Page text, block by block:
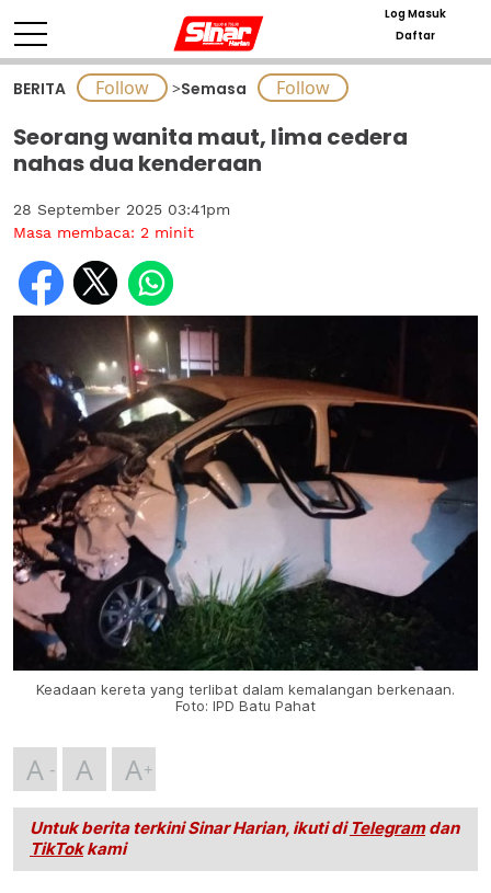
Log Masuk
Daftar
BERITA >Semasa
Seorang wanita maut, lima cedera
nahas dua kenderaan
28 September 2025 03:41pm
Masa membaca: 2 minit
Keadaan kereta yang terlibat dalam kemalangan berkenaan.
Foto: IPD Batu Pahat
A A A
Untuk berita terkini Sinar Harian, ikuti di Telegramdan
TikTokkami